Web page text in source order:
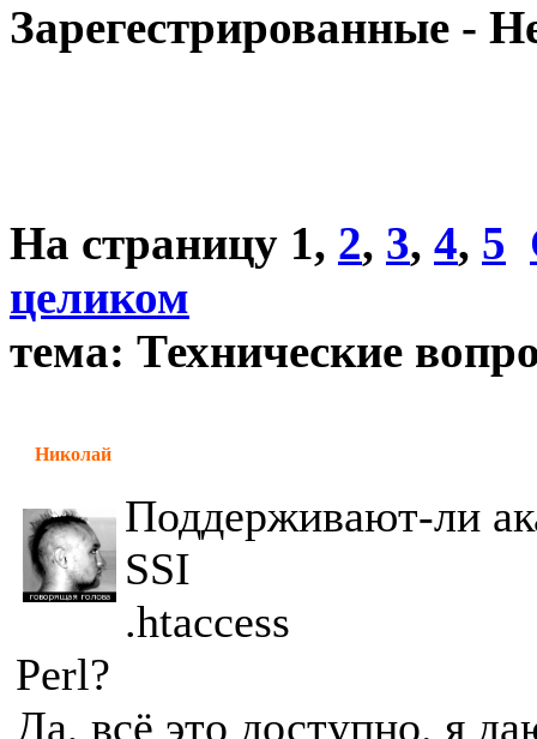
Зарегестрированные -
На страницу 1, 2, 3, 4, 5
целиком
тема: Технические
Николай
Поддерживают-ли
SSI
.htaccess
Perl?
Да, всё это доступно. я